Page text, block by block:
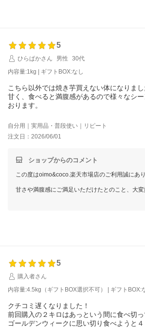
5
ひらぱかさん
男性
30代
内容量:1kg | ギフトBOX:なし
こちら以外では焼き芋買えない体になりまし
甘く、食べると満腹感があるので様々なシ
おります。
自分用｜実用品・普段使い｜リピート
注文日：2026/06/01
ショップからのコメント
この度はoimo&coco.楽天市場店のご利用誠にあ
甘さや満腹感にご満足いただけたとのこと、大変
ちら以外では買えない」とおっしゃっていただ
引き続きご愛顧のほど、よろしくお願いいたし
5
購入者さん
内容量:4.5kg（ギフトBOX選択不可） | ギフトBOX:
クチコミ遅くなりました！
前回購入の２キロはあっという間に食べ切
ゴールデンウィークに思い切り食べようと４